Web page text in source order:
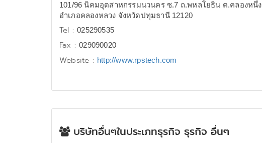
101/96 นิคมอุตสาหกรรมนวนคร ซ.7 ถ.พหลโยธิน ต.คลองหนึ่ง
อำเภอคลองหลวง จังหวัดปทุมธานี 12120
Tel :025290535
Fax :029090020
Website : http://www.rpstech.com
บริษัทอื่นๆในประเภทธุรกิจ ธุรกิจ อื่นๆ